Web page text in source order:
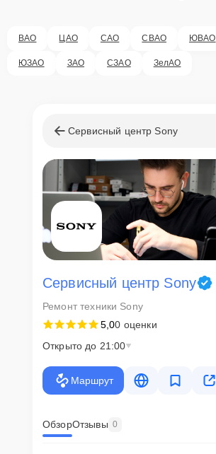
ВАО ЦАО САО СВАО ЮВАО
ЮЗАО ЗАО СЗАО ЗелАО
Сервисный центр Sony
Сервисный центр Sony
Ремонт техники Sony
5,00 оценки
Открыто до 21:00
Маршрут
ОбзорОтзывы 0